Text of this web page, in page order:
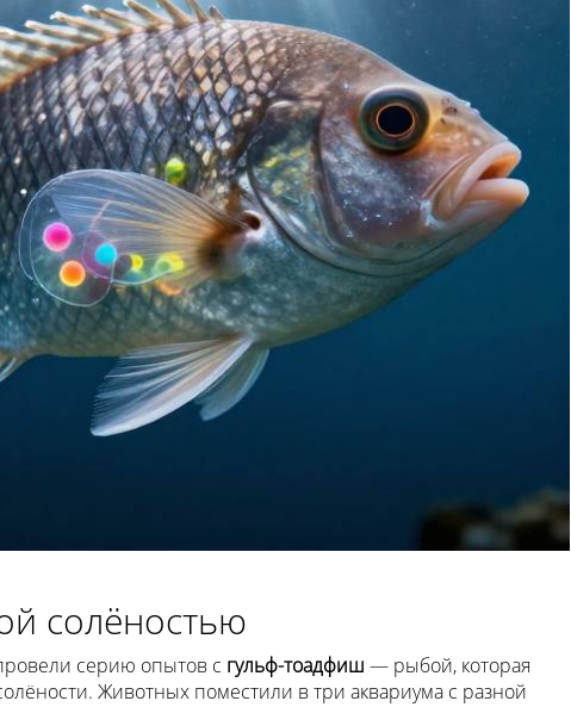
солёностью
серию опытов с гульф-тоадфиш — рыбой, которая
Животных поместили в три аквариума с разной